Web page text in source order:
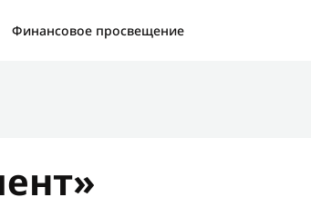
Финансовое просвещение
форма не найдена.